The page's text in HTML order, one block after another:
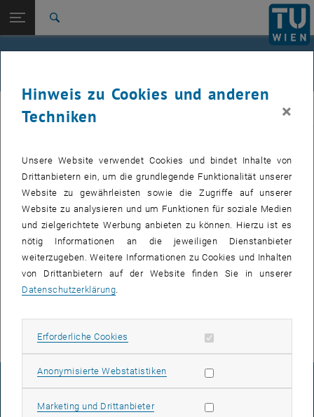
TU Login
Studium
International
Zur 1. Menü Ebene
femTUme
Zurück: Subseiten von femTUme auflisten
Zurück zur letzten Ebene:
femTUme
Jour fixe
femTUme
VERANSTALTUNGEN VOM 17. JULI 2026
Stammtisch 04.08.
04
AUG. 26
04 August 2026 bis
–
ANDERE tba, 1060 Wien
IMPRESSUM
Hinweis zu Cookies und anderen
Techniken
×
Unsere Website verwendet Cookies und bindet Inhalte von
Drittanbietern ein, um die grundlegende Funktionalität unserer
Website zu gewährleisten sowie die Zugriffe auf unserer
Website zu analysieren und um Funktionen für soziale Medien
und zielgerichtete Werbung anbieten zu können. Hierzu ist es
nötig Informationen an die jeweiligen Dienstanbieter
weiterzugeben. Weitere Informationen zu Cookies und Inhalten
von Drittanbietern auf der Website finden Sie in unserer
Datenschutzerklärung.
Erforderliche Cookies Erforderliche Cookies zulassen
Anonymisierte WebstatistikenStatistik Cookies zulassen
Marketing und DrittanbieterMarketing Cookies zulassen